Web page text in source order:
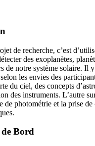
de recherche, c’est
des exoplanètes,
de notre système solaire. Il
les envies des
du ciel, des concepts
des instruments. L’autre
de photométrie et la prise de
Bord